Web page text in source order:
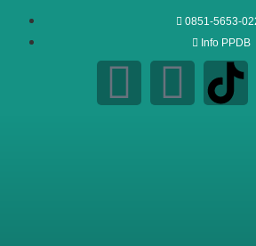
0851-5653-
Info PPDB